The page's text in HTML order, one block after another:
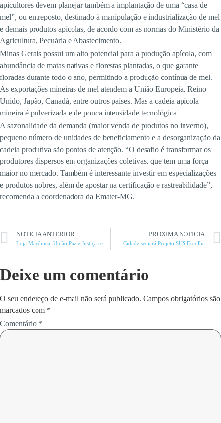
apicultores devem planejar também a implantação de uma “casa de
mel”, ou entreposto, destinado à manipulação e industrialização de mel
e demais produtos apícolas, de acordo com as normas do Ministério da
Agricultura, Pecuária e Abastecimento.
Minas Gerais possui um alto potencial para a produção apícola, com
abundância de matas nativas e florestas plantadas, o que garante
floradas durante todo o ano, permitindo a produção contínua de mel.
As exportações mineiras de mel atendem a União Europeia, Reino
Unido, Japão, Canadá, entre outros países. Mas a cadeia apícola
mineira é pulverizada e de pouca intensidade tecnológica.
A sazonalidade da demanda (maior venda de produtos no inverno),
pequeno número de unidades de beneficiamento e a desorganização da
cadeia produtiva são pontos de atenção. “O desafio é transformar os
produtores dispersos em organizações coletivas, que tem uma força
maior no mercado. Também é interessante investir em especializações
e produtos nobres, além de apostar na certificação e rastreabilidade”,
recomenda a coordenadora da Emater-MG.
NOTÍCIA ANTERIOR PRÓXIMA NOTÍCIA
Cidade sediará Projeto SUS Escolha
Deixe um comentário
O seu endereço de e-mail não será publicado. Campos obrigatórios são
marcados com *
Comentário *